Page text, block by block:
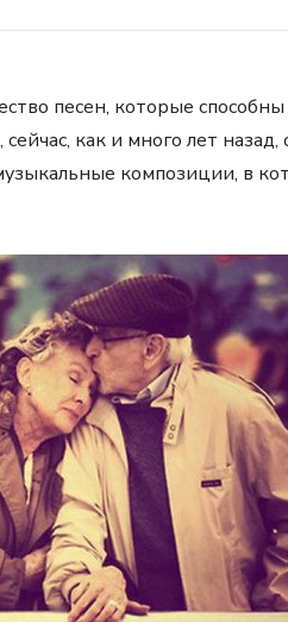
песен, которые
как и много лет
композиции, в